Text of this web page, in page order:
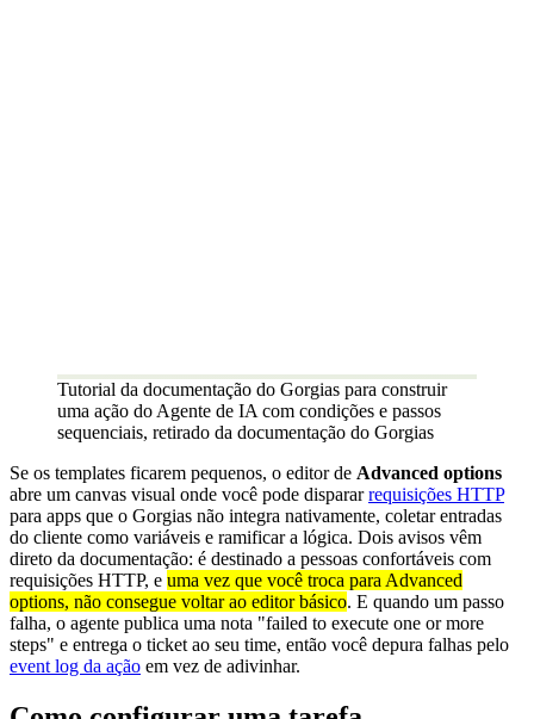
Tutorial da documentação do Gorgias para construir
uma ação do Agente de IA com condições e passos
sequenciais, retirado da documentação do Gorgias
Se os templates ficarem pequenos, o editor de Advanced options
abre um canvas visual onde você pode dispararrequisições HTTP
para apps que o Gorgias não integra nativamente, coletar entradas
do cliente como variáveis e ramificar a lógica. Dois avisos vêm
direto da documentação: é destinado a pessoas confortáveis com
requisições HTTP, e uma vez que você troca para Advanced
options, não consegue voltar ao editor básico. E quando um passo
falha, o agente publica uma nota "failed to execute one or more
steps" e entrega o ticket ao seu time, então você depura falhas pelo
event log da ação em vez de adivinhar.